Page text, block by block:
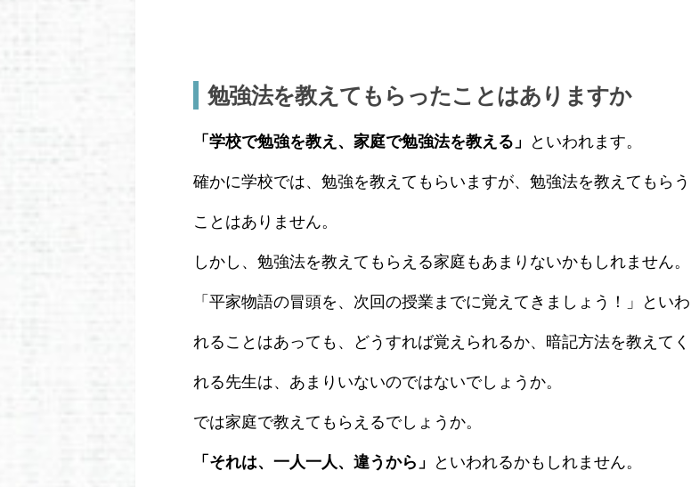
勉強法を教えてもらったことはありますか
「学校で勉強を教え、家庭で勉強法を教える」 といわれます。
確かに学校では、勉強を教えてもらいますが、勉強法を教えてもらう
ことはありません。
しかし、勉強法を教えてもらえる家庭もあまりないかもしれません。
「平家物語の冒頭を、次回の授業までに覚えてきましょう！」といわ
れることはあっても、どうすれば覚えられるか、暗記方法を教えてく
れる先生は、あまりいないのではないでしょうか。
では家庭で教えてもらえるでしょうか。
「それは、一人一人、違うから」 といわれるかもしれません。